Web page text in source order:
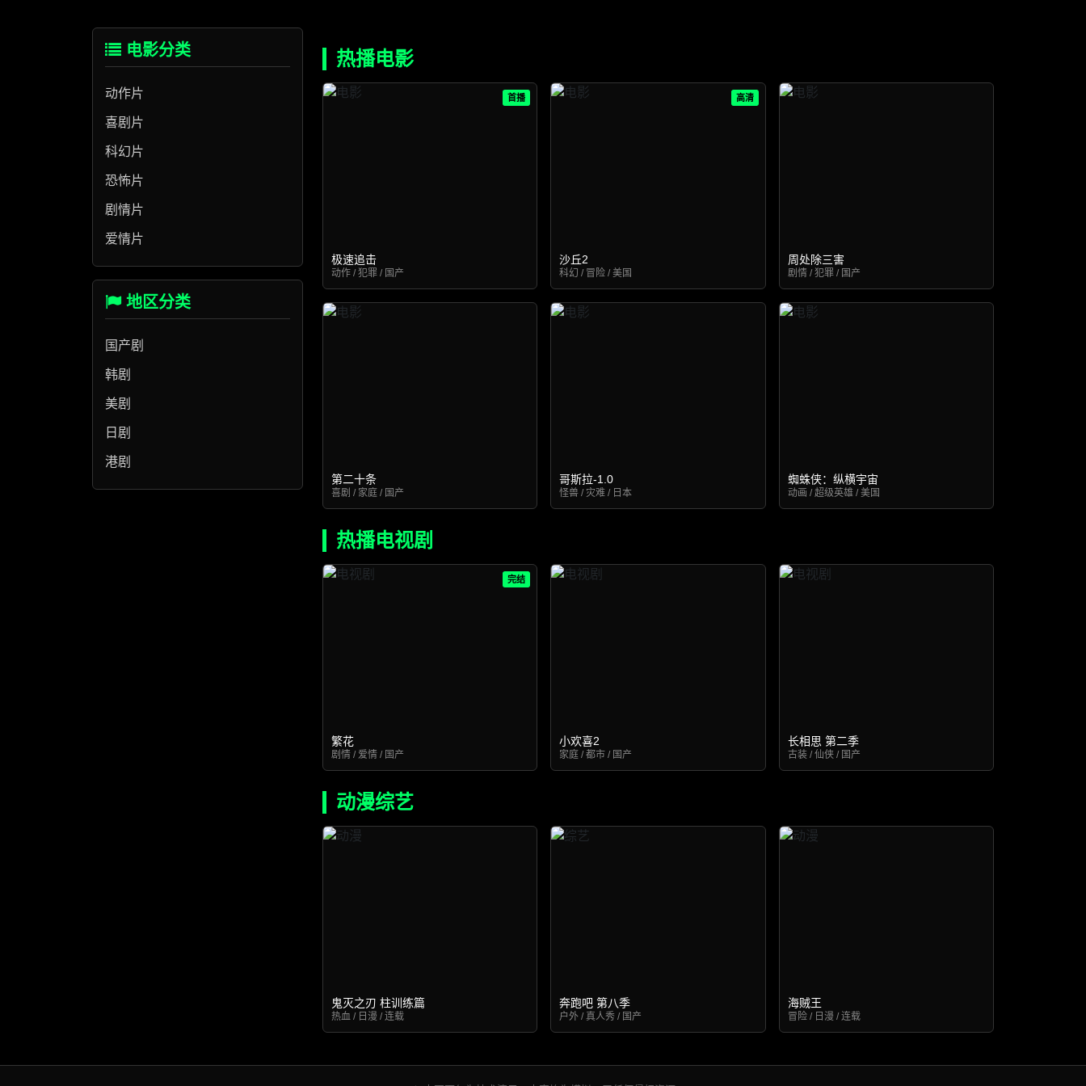
电影分类
动作片
喜剧片
科幻片
恐怖片
剧情片
爱情片
地区分类
国产剧
韩剧
美剧
日剧
港剧
热播电影
首播
极速追击
动作 / 犯罪 / 国产
高清
沙丘2
科幻 / 冒险 / 美国
周处除三害
剧情 / 犯罪 / 国产
第二十条
喜剧 / 家庭 / 国产
哥斯拉-1.0
怪兽 / 灾难 / 日本
蜘蛛侠：纵横宇宙
动画 / 超级英雄 / 美国
热播电视剧
完结
繁花
剧情 / 爱情 / 国产
小欢喜2
家庭 / 都市 / 国产
长相思 第二季
古装 / 仙侠 / 国产
动漫综艺
鬼灭之刃 柱训练篇
热血 / 日漫 / 连载
奔跑吧 第八季
户外 / 真人秀 / 国产
海贼王
冒险 / 日漫 / 连载